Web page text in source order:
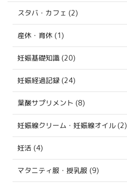
スタバ・カフェ (2)
産休・育休 (1)
妊娠基礎知識 (20)
妊娠経過記録 (24)
葉酸サプリメント (8)
妊娠線クリーム・妊娠線オイル (2)
妊活 (4)
マタニティ服・授乳服 (9)